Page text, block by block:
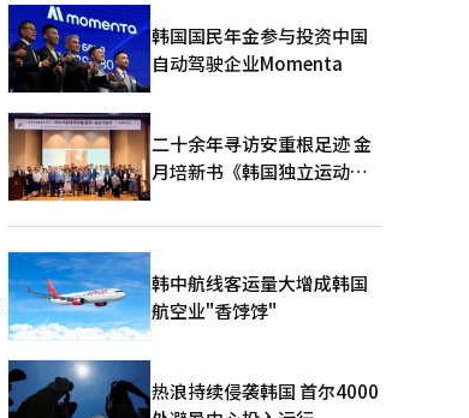
韩国国民年金参与投资中国
自动驾驶企业Momenta
二十余年寻访安重根足迹 金
月培新书《韩国独立运动圣
版
韩中航线客运量大增成韩国
航空业"香饽饽"
热浪持续侵袭韩国 首尔4000